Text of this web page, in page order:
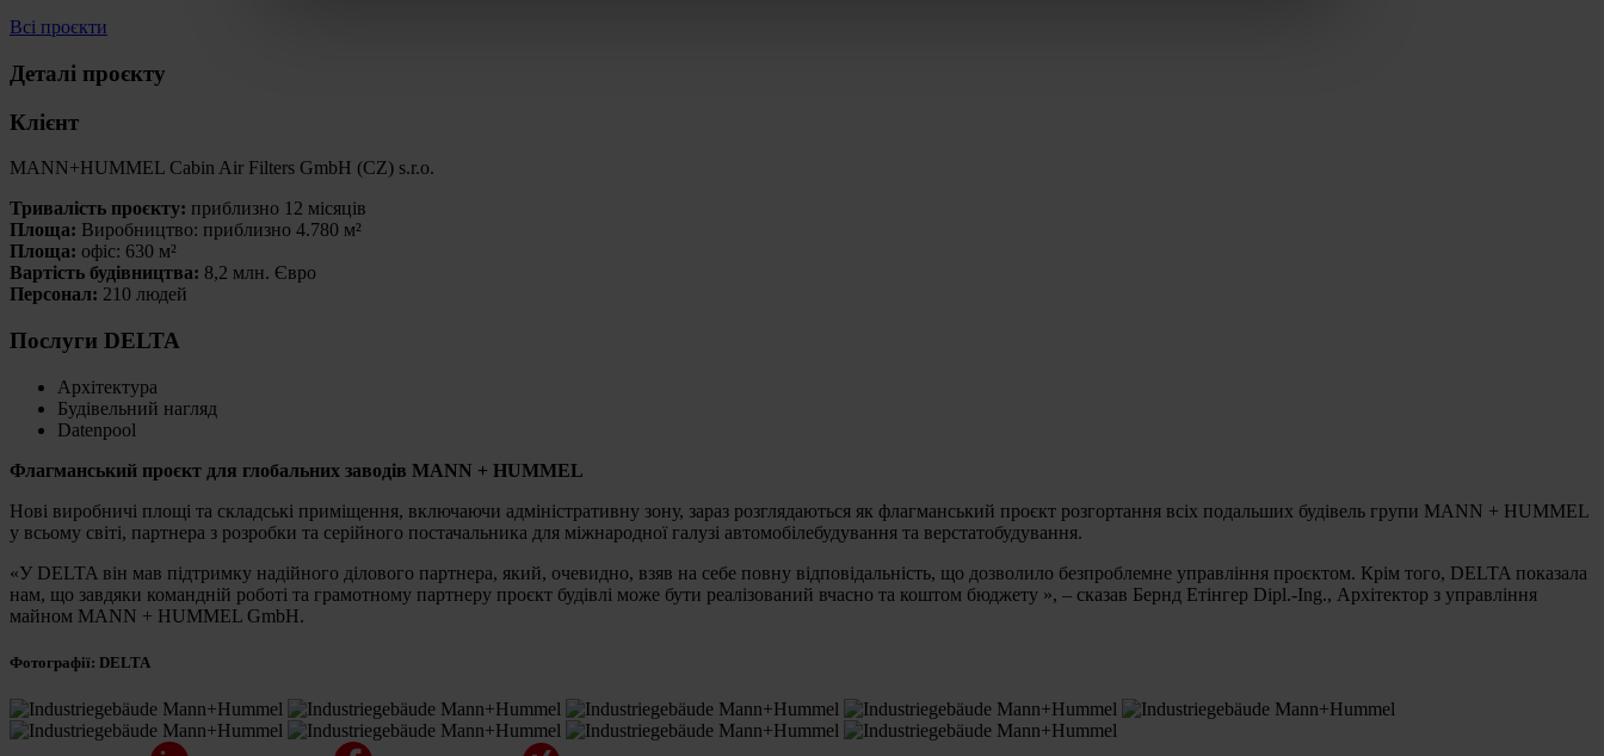
Всі проєкти
Деталі проєкту
Клієнт
MANN+HUMMEL Cabin Air Filters GmbH (CZ) s.r.o.
Тривалість проєкту: приблизно 12 місяців
Площа: Виробництво: приблизно 4.780 м²
Площа: офіс: 630 м²
Вартість будівництва: 8,2 млн. Євро
Персонал: 210 людей
Послуги DELTA
Архітектура
Будівельний нагляд
Datenpool
Флагманський проєкт для глобальних заводів MANN + HUMMEL
Нові виробничі площі та складські приміщення, включаючи адміністративну зону, зараз розглядаються як флагманський проєкт розгортання всіх подальших будівель групи MANN + HUMMEL
у всьому світі, партнера з розробки та серійного постачальника для міжнародної галузі автомобілебудування та верстатобудування.
«У DELTA він мав підтримку надійного ділового партнера, який, очевидно, взяв на себе повну відповідальність, що дозволило безпроблемне управління проєктом. Крім того, DELTA показала
нам, що завдяки командній роботі та грамотному партнеру проєкт будівлі може бути реалізований вчасно та коштом бюджету », – сказав Бернд Етінгер Dipl.-Ing., Архітектор з управління
майном MANN + HUMMEL GmbH.
Фотографії: DELTA